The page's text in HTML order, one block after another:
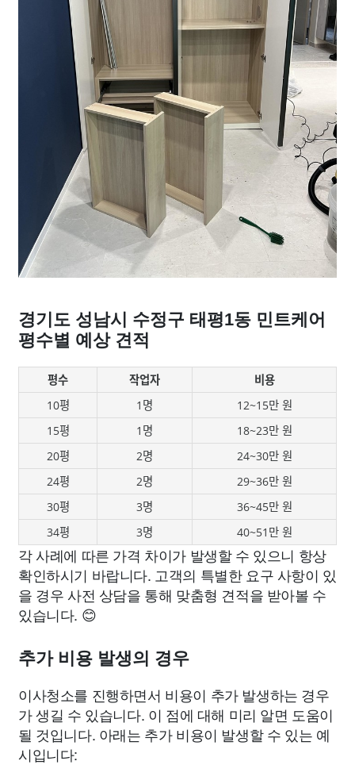
경기도 성남시 수정구 태평1동 민트케어
평수별 예상 견적
평수 작업자
비용
10평
1명
12~15만 원
15평
1명
18~23만 원
20평
2명
24~30만 원
24평
2명
29~36만 원
30평
3명
36~45만 원
34평
3명 40~51만 원
각 사례에 따른 가격 차이가 발생할 수 있으니 항상
확인하시기 바랍니다. 고객의 특별한 요구 사항이 있
을 경우 사전 상담을 통해 맞춤형 견적을 받아볼 수
있습니다. 😊
추가 비용 발생의 경우
이사청소를 진행하면서 비용이 추가 발생하는 경우
가 생길 수 있습니다. 이 점에 대해 미리 알면 도움이
될 것입니다. 아래는 추가 비용이 발생할 수 있는 예
시입니다: